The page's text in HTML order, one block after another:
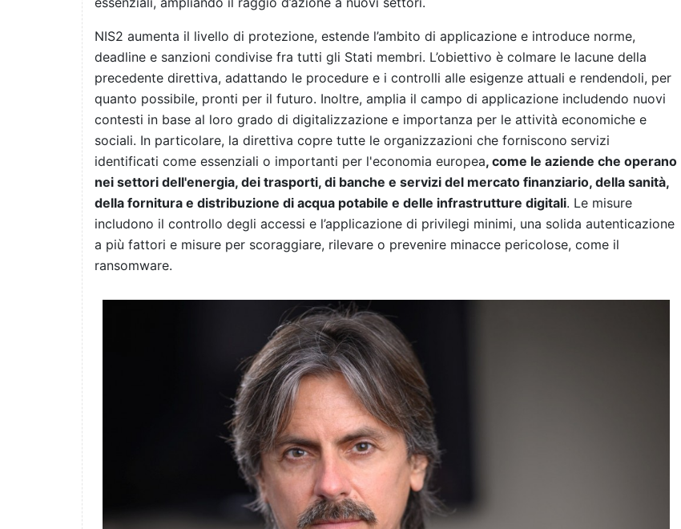
NIS2 aumenta il livello di protezione, estende l’ambito di applicazione e introduce norme,
deadline e sanzioni condivise fra tutti gli Stati membri. L’obiettivo è colmare le lacune della
precedente direttiva, adattando le procedure e i controlli alle esigenze attuali e rendendoli, per
quanto possibile, pronti per il futuro. Inoltre, amplia il campo di applicazione includendo nuovi
contesti in base al loro grado di digitalizzazione e importanza per le attività economiche e
sociali. In particolare, la direttiva copre tutte le organizzazioni che forniscono servizi
identificati come essenziali o importanti per l'economia europea, come le aziende che operano
nei settori dell'energia, dei trasporti, di banche e servizi del mercato finanziario, della sanità,
della fornitura e distribuzione di acqua potabile e delle infrastrutture digitali. Le misure
includono il controllo degli accessi e l’applicazione di privilegi minimi, una solida autenticazione
a più fattori e misure per scoraggiare, rilevare o prevenire minacce pericolose, come il
ransomware.